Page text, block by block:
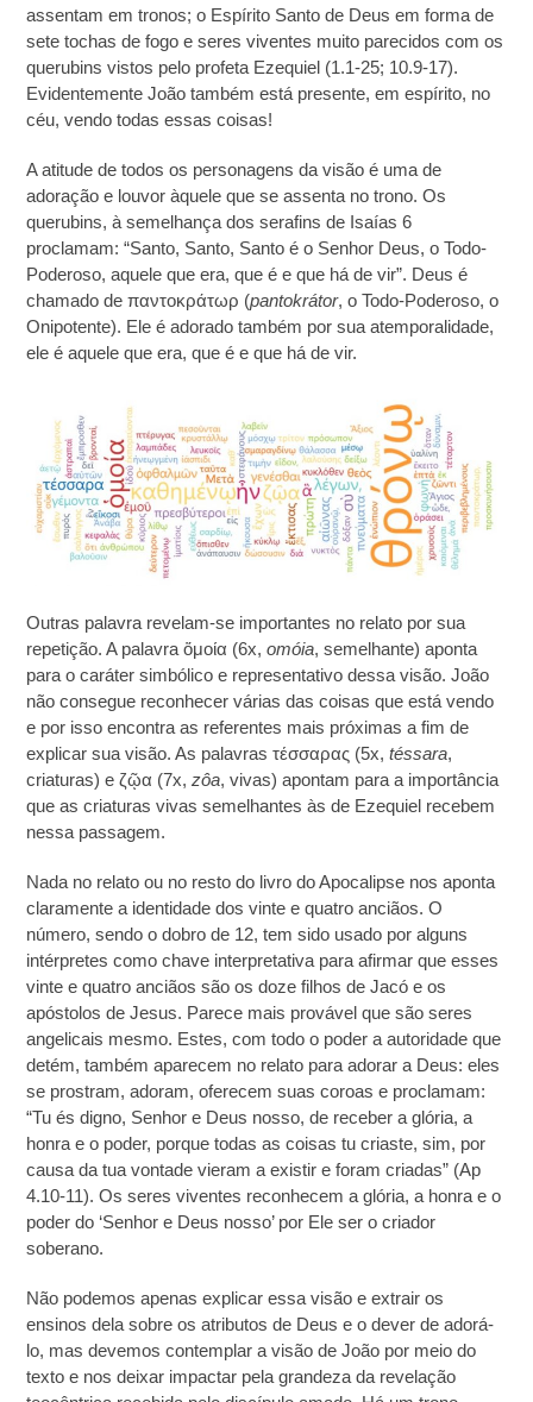
assentam em tronos; o Espírito Santo de Deus em forma de
sete tochas de fogo e seres viventes muito parecidos com os
querubins vistos pelo profeta Ezequiel (1.1-25; 10.9-17).
Evidentemente João também está presente, em espírito, no
céu, vendo todas essas coisas!
A atitude de todos os personagens da visão é uma de
adoração e louvor àquele que se assenta no trono. Os
querubins, à semelhança dos serafins de Isaías 6
proclamam: “Santo, Santo, Santo é o Senhor Deus, o Todo-
Poderoso, aquele que era, que é e que há de vir”. Deus é
chamado de παντοκράτωρ (pantokrátor, o Todo-Poderoso, o
Onipotente). Ele é adorado também por sua atemporalidade,
ele é aquele que era, que é e que há de vir.
Outras palavra revelam-se importantes no relato por sua
repetição. A palavra ὅμοία (6x, omóia, semelhante) aponta
para o caráter simbólico e representativo dessa visão. João
não consegue reconhecer várias das coisas que está vendo
e por isso encontra as referentes mais próximas a fim de
explicar sua visão. As palavras τέσσαρας (5x, téssara,
criaturas) e ζῷα (7x, zôa, vivas) apontam para a importância
que as criaturas vivas semelhantes às de Ezequiel recebem
nessa passagem.
Nada no relato ou no resto do livro do Apocalipse nos aponta
claramente a identidade dos vinte e quatro anciãos. O
número, sendo o dobro de 12, tem sido usado por alguns
intérpretes como chave interpretativa para afirmar que esses
vinte e quatro anciãos são os doze filhos de Jacó e os
apóstolos de Jesus. Parece mais provável que são seres
angelicais mesmo. Estes, com todo o poder a autoridade que
detém, também aparecem no relato para adorar a Deus: eles
se prostram, adoram, oferecem suas coroas e proclamam:
“Tu és digno, Senhor e Deus nosso, de receber a glória, a
honra e o poder, porque todas as coisas tu criaste, sim, por
causa da tua vontade vieram a existir e foram criadas” (Ap
4.10-11). Os seres viventes reconhecem a glória, a honra e o
poder do ‘Senhor e Deus nosso’ por Ele ser o criador
soberano.
Não podemos apenas explicar essa visão e extrair os
ensinos dela sobre os atributos de Deus e o dever de adorá-
lo, mas devemos contemplar a visão de João por meio do
texto e nos deixar impactar pela grandeza da revelação